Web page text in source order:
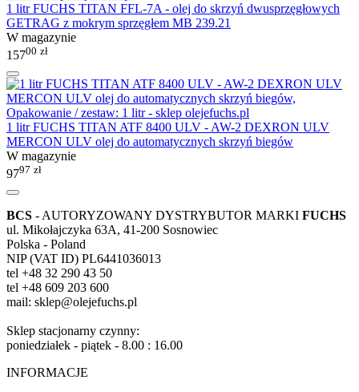
1 litr FUCHS TITAN FFL-7A - olej do skrzyń dwusprzęgłowych
GETRAG z mokrym sprzęgłem MB 239.21
W magazynie
15700 zł
1 litr FUCHS TITAN ATF 8400 ULV - AW-2 DEXRON ULV
MERCON ULV olej do automatycznych skrzyń biegów
W magazynie
9797 zł
BCS - AUTORYZOWANY DYSTRYBUTOR MARKI FUCHS
ul. Mikołajczyka 63A, 41-200 Sosnowiec
Polska - Poland
NIP (VAT ID) PL6441036013
tel +48 32 290 43 50
tel +48 609 203 600
mail: sklep@olejefuchs.pl
Sklep stacjonarny czynny:
poniedziałek - piątek - 8.00 : 16.00
INFORMACJE